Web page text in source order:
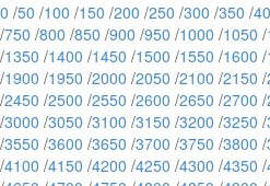
0 /50 /100 /150 /200 /250 /300 /350 /
/750 /800 /850 /900 /950 /1000 /1050 /
/1350 /1400 /1450 /1500 /1550 /1600 /
/1900 /1950 /2000 /2050 /2100 /2150 /
/2450 /2500 /2550 /2600 /2650 /2700 /
/3000 /3050 /3100 /3150 /3200 /3250 /
/3550 /3600 /3650 /3700 /3750 /3800 /
/4100 /4150 /4200 /4250 /4300 /4350 /